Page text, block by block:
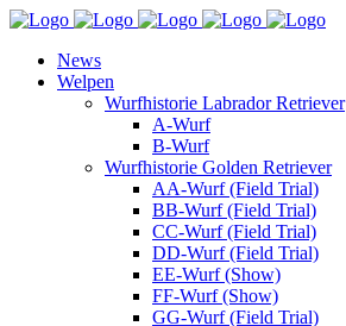
News
Welpen
Wurfhistorie Labrador Retriever
A-Wurf
B-Wurf
Wurfhistorie Golden Retriever
AA-Wurf (Field Trial)
BB-Wurf (Field Trial)
CC-Wurf (Field Trial)
DD-Wurf (Field Trial)
EE-Wurf (Show)
FF-Wurf (Show)
GG-Wurf (Field Trial)